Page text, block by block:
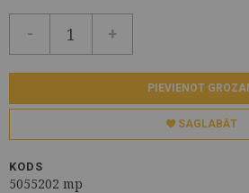
- +
PIEVIENOT
SAGLABĀT
KODS
5055202 mp